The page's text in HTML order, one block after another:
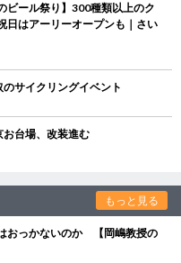
ビール祭り】300種類以上のク
日はアーリーオープンも｜さい
サイクリングイベント
台場、改装進む
もっと見る
おっかないのか 【岡嶋教授の